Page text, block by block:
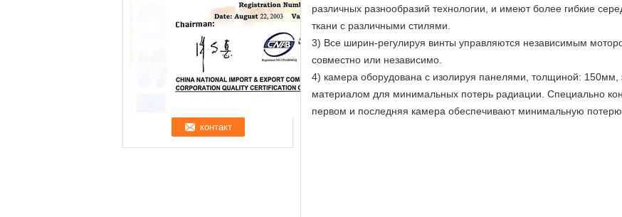
различных разнообразий технологии, и имеют более гибкие
ткани с различными стилями.
3) Все ширин-регулируя винты управляются независимым
совместно или независимо.
4) камера оборудована с изолируя панелями, толщиной: 150мм,
материалом для минимальных потерь радиации. Специально
первом и последняя камера обеспечивают минимальную потерю